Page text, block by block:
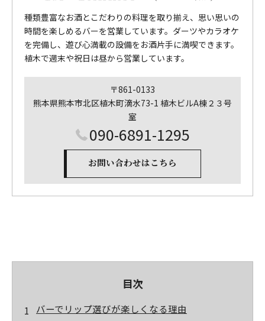
種類豊富なお酒とこだわりの料理を取り揃え、思い思いの
時間を楽しめるバーを営業しています。ダーツやカラオケ
を完備し、遊び心満載の設備をお酒片手に満喫できます。
植木で週末や祝日は昼から営業しています。
〒861-0133
熊本県熊本市北区植木町滴水73-1 植木ビルA棟２３号
室
090-6891-1295
お問い合わせはこちら
目次
バーでリップ選びが楽しくなる理由